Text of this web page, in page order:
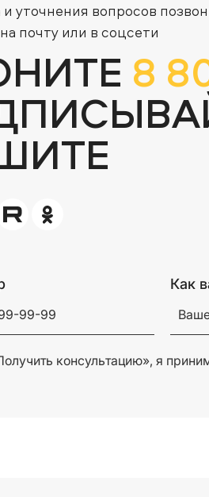
и уточнения вопросов
почту или в соцсети
8
Как
консультацию», я